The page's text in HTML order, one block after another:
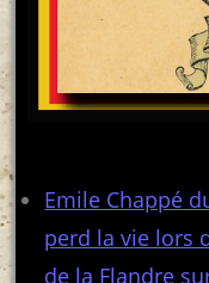
Emile Chappé
perd la vie lors
de la Flandre